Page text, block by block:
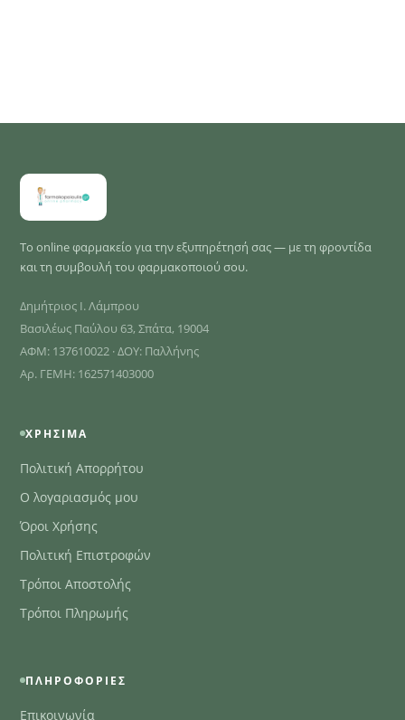
Το online φαρμακείο για την εξυπηρέτησή σας — με τη φροντίδα
και τη συμβουλή του φαρμακοποιού σου.
Δημήτριος Ι. Λάμπρου
Βασιλέως Παύλου 63, Σπάτα, 19004
ΑΦΜ: 137610022 · ΔΟΥ: Παλλήνης
Αρ. ΓΕΜΗ: 162571403000
ΧΡΉΣΙΜΑ
Πολιτική Απορρήτου
Ο λογαριασμός μου
Όροι Χρήσης
Πολιτική Επιστροφών
Τρόποι Αποστολής
Τρόποι Πληρωμής
ΠΛΗΡΟΦΟΡΊΕΣ
Επικοινωνία